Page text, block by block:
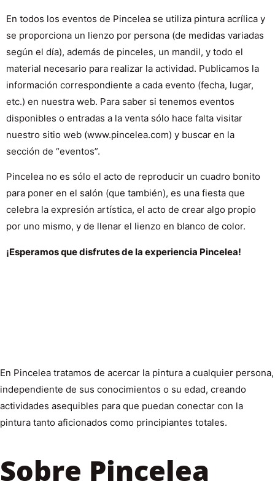
En todos los eventos de Pincelea se utiliza pintura acrílica y
se proporciona un lienzo por persona (de medidas variadas
según el día), además de pinceles, un mandil, y todo el
material necesario para realizar la actividad. Publicamos la
información correspondiente a cada evento (fecha, lugar,
etc.) en nuestra web. Para saber si tenemos eventos
disponibles o entradas a la venta sólo hace falta visitar
nuestro sitio web (www.pincelea.com) y buscar en la
sección de “eventos”.
Pincelea no es sólo el acto de reproducir un cuadro bonito
para poner en el salón (que también), es una fiesta que
celebra la expresión artística, el acto de crear algo propio
por uno mismo, y de llenar el lienzo en blanco de color.
¡Esperamos que disfrutes de la experiencia Pincelea!
En Pincelea tratamos de acercar la pintura a cualquier persona,
independiente de sus conocimientos o su edad, creando
actividades asequibles para que puedan conectar con la
pintura tanto aficionados como principiantes totales.
Sobre Pincelea